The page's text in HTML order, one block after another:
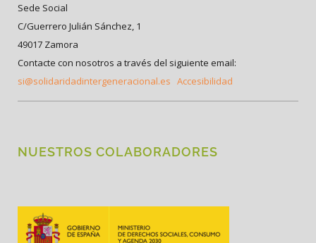
Sede Social
C/Guerrero Julián Sánchez, 1
49017 Zamora
Contacte con nosotros a través del siguiente email:
si@solidaridadintergeneracional.es Accesibilidad
NUESTROS COLABORADORES